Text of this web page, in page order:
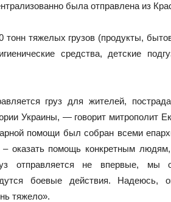
была отправлена из
тяжелых грузов (продукты,
средства, детские
груз для жителей,
Украины, — говорит митрополит
помощи был собран всеми
– оказать помощь конкретным
отправляется не впервые, мы
боевые действия. Надеюсь,
тяжело».